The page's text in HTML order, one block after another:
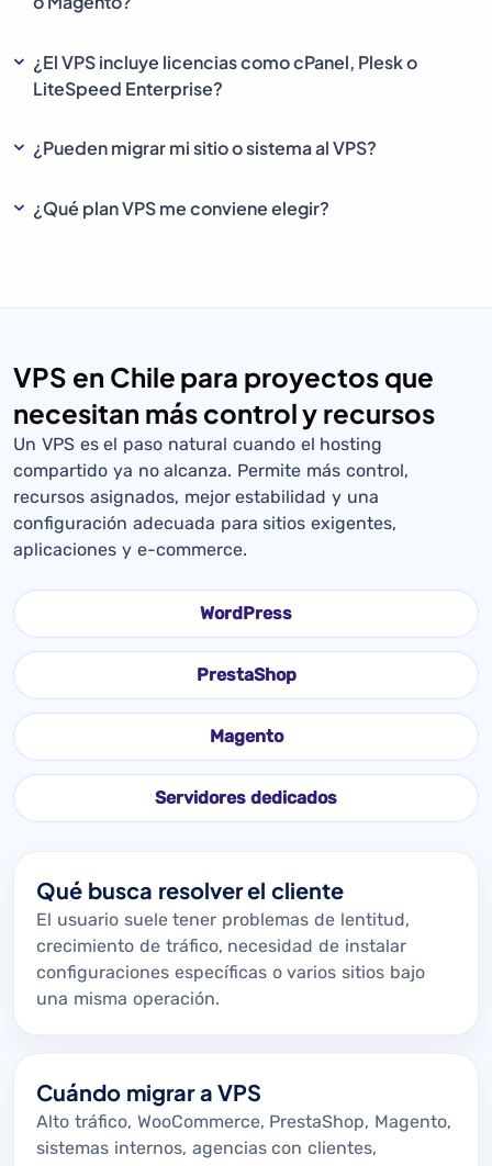
¿El VPS incluye licencias como cPanel, Plesk o
LiteSpeed Enterprise?
¿Pueden migrar mi sitio o sistema al VPS?
¿Qué plan VPS me conviene elegir?
VPS en Chile para proyectos que
necesitan más control y recursos
Un VPS es el paso natural cuando el hosting
compartido ya no alcanza. Permite más control,
recursos asignados, mejor estabilidad y una
configuración adecuada para sitios exigentes,
aplicaciones y e-commerce.
WordPress
PrestaShop
Magento
Servidores dedicados
Qué busca resolver el cliente
El usuario suele tener problemas de lentitud,
crecimiento de tráfico, necesidad de instalar
configuraciones específicas o varios sitios bajo
una misma operación.
Cuándo migrar a VPS
Alto tráfico, WooCommerce, PrestaShop, Magento,
sistemas internos, agencias con clientes,